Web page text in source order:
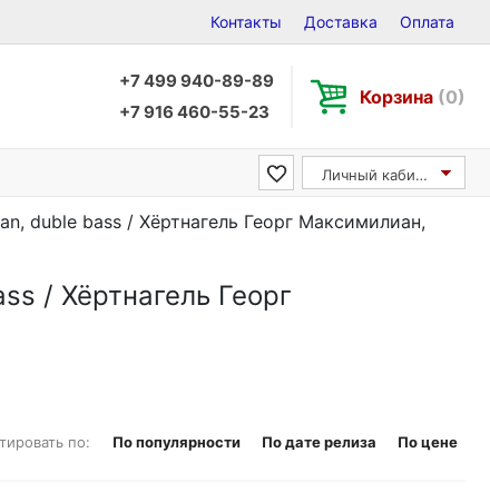
Контакты Доставка Оплата
+7 499 940-89-89
+7 916 460-55-23
Корзина (0)
Личный кабинет
duble bass / Хёртнагель Георг Максимилиан,
/ Хёртнагель Георг
по: По популярности По дате релиза По цене